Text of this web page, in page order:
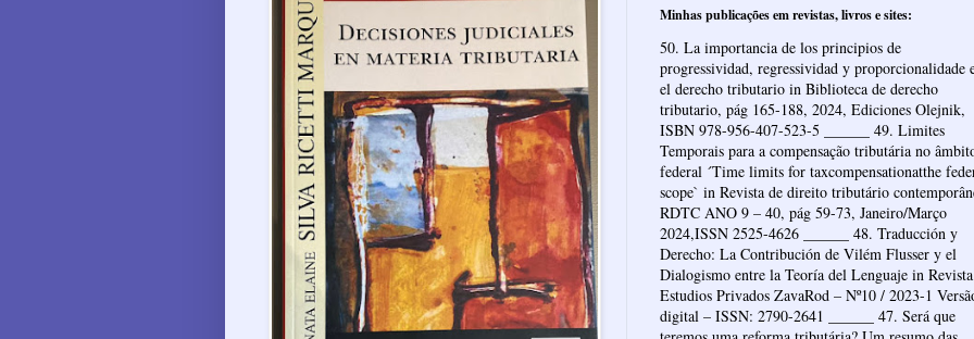
Minhas publicações em revistas, livros e sites:
50. La importancia de los principios de
progressividad, regressividad y proporcionalidade
el derecho tributario in Biblioteca de derecho
tributario, pág 165-188, 2024, Ediciones Olejnik,
ISBN 978-956-407-523-5 ______ 49. Limites
Temporais para a compensação tributária no
federal ´Time limits for taxcompensationatthe
scope` in Revista de direito tributário
RDTC ANO 9 – 40, pág 59-73, Janeiro/Março
2024,ISSN 2525-4626 ______ 48. Traducción y
Derecho: La Contribución de Vilém Flusser y el
Dialogismo entre la Teoría del Lenguaje in Revista
Estudios Privados ZavaRod – Nº10 / 2023-1
digital – ISSN: 2790-2641 ______ 47. Será que